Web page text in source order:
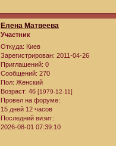
Елена Матвеева
Участник
Откуда: Киев
Зарегистрирован: 2011-04-26
Приглашений: 0
Сообщений: 270
Пол: Женский
Возраст: 46 [1979-12-11]
Провел на форуме:
15 дней 12 часов
Последний визит:
2026-08-01 07:39:10